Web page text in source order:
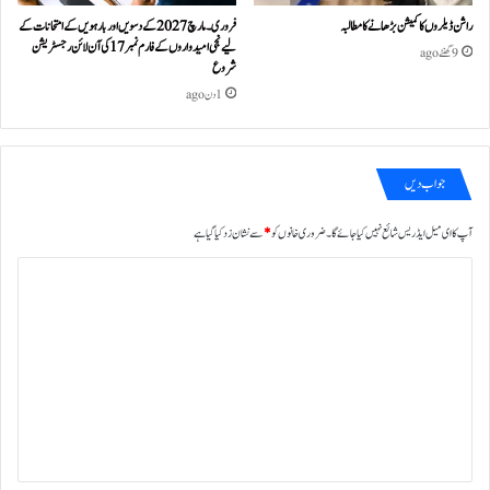
راشن ڈیلروں کا کمیشن بڑھانے کا مطالبہ
9 گھنٹے ago
فروری۔مارچ 2027 کے دسویں اور بارہویں کے امتحانات کے
لیے نجی امیدواروں کے فارم نمبر 17 کی آن لائن رجسٹریشن
شروع
1 دن ago
جواب دیں
آپ کا ای میل ایڈریس شائع نہیں کیا جائے گا۔ضروری خانوں کو*سے نشان زد کیا گیا ہے